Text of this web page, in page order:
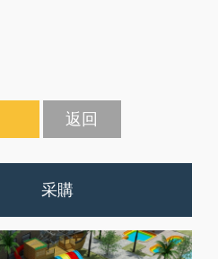
返回
采購